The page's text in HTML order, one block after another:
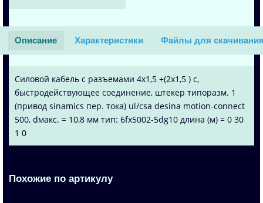
Описание Характеристики Файлы для
Силовой кабель с разъемами 4x1,5 +(2x1,5 ) c,
быстродействующее соединение, штекер типоразм. 1
(привод sinamics пер. тока) ul/csa desina motion-connect
500, dмакс. = 10,8 мм тип: 6fx5002-5dg10 длина (м) = 0 30
1 0
Похожие по артикулу